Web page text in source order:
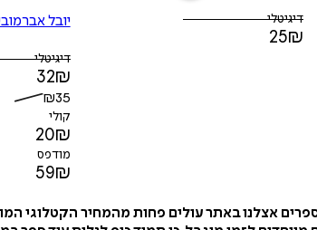
דיגיטלי
25₪
יובל
דיגיטלי
32₪
₪35
קולי
20₪
מודפס
59₪
אצלנו באתר עולים פחות מהמחיר הקטלוגי